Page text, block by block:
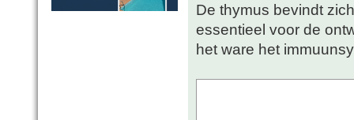
De thymus bevindt
essentieel voor de
het ware het